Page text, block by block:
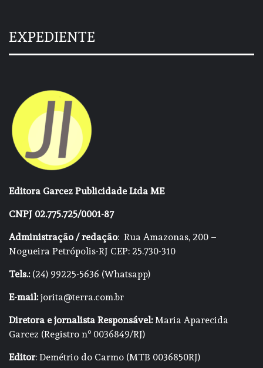
EXPEDIENTE
Editora Garcez Publicidade Ltda ME
CNPJ 02.775.725/0001-87
Administração / redação: Rua Amazonas, 200 –
Nogueira Petrópolis-RJ CEP: 25.730-310
Tels.:(24) 99225-5636 (Whatsapp)
E-mail:jorita@terra.com.br
Diretora e jornalista Responsável:Maria Aparecida
Garcez (Registro nº 0036849/RJ)
Editor: Demétrio do Carmo (MTB 0036850RJ)